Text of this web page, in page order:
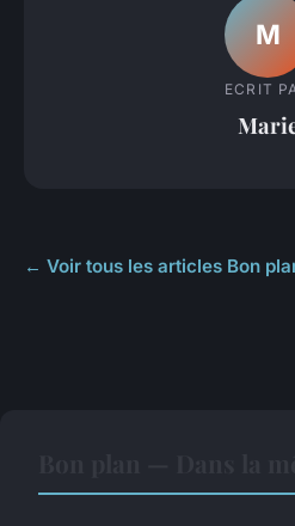
M
ECRIT
← Voir tous les articles Bon